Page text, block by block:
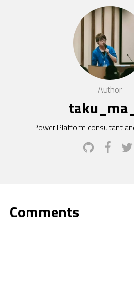
Author
Power Platform consultant
Comments